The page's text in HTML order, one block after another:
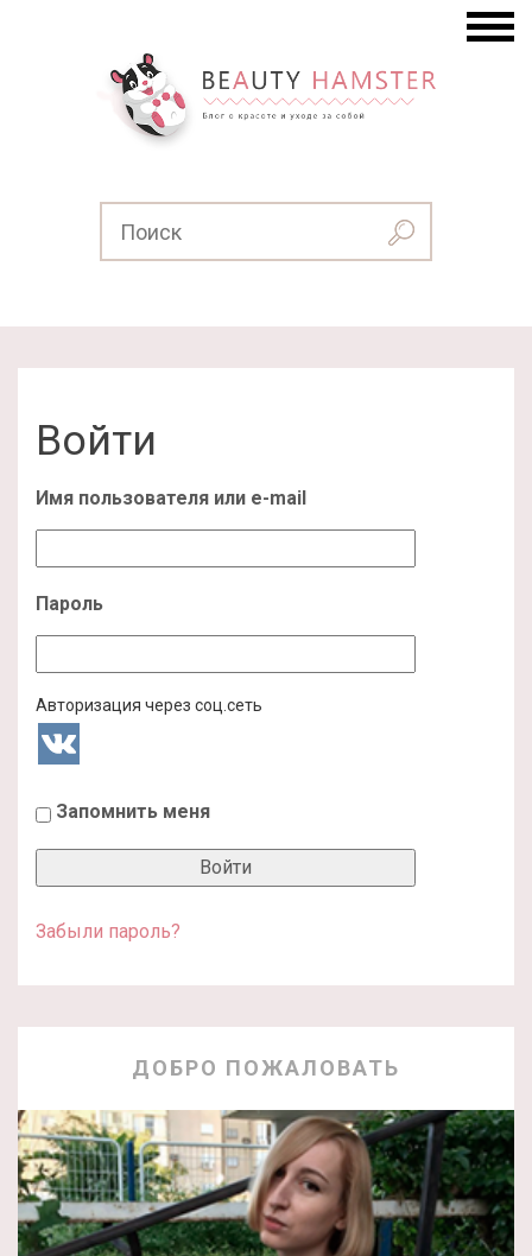
Войти
Имя пользователя или e-mail
Пароль
Авторизация через соц.сеть
Запомнить меня
Забыли пароль?
ДОБРО ПОЖАЛОВАТЬ